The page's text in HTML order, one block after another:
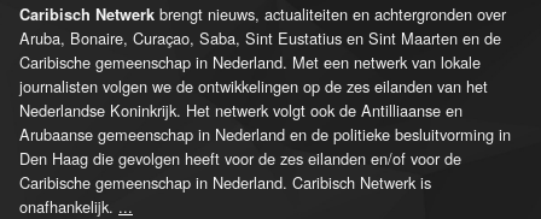
Caribisch Netwerk brengt nieuws, actualiteiten en achtergronden over
Aruba, Bonaire, Curaçao, Saba, Sint Eustatius en Sint Maarten en de
Caribische gemeenschap in Nederland. Met een netwerk van lokale
journalisten volgen we de ontwikkelingen op de zes eilanden van het
Nederlandse Koninkrijk. Het netwerk volgt ook de Antilliaanse en
Arubaanse gemeenschap in Nederland en de politieke besluitvorming in
Den Haag die gevolgen heeft voor de zes eilanden en/of voor de
Caribische gemeenschap in Nederland. Caribisch Netwerk is
onafhankelijk. ...